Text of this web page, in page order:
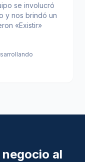
se involucró
y nos brindó un
«Existir»
al